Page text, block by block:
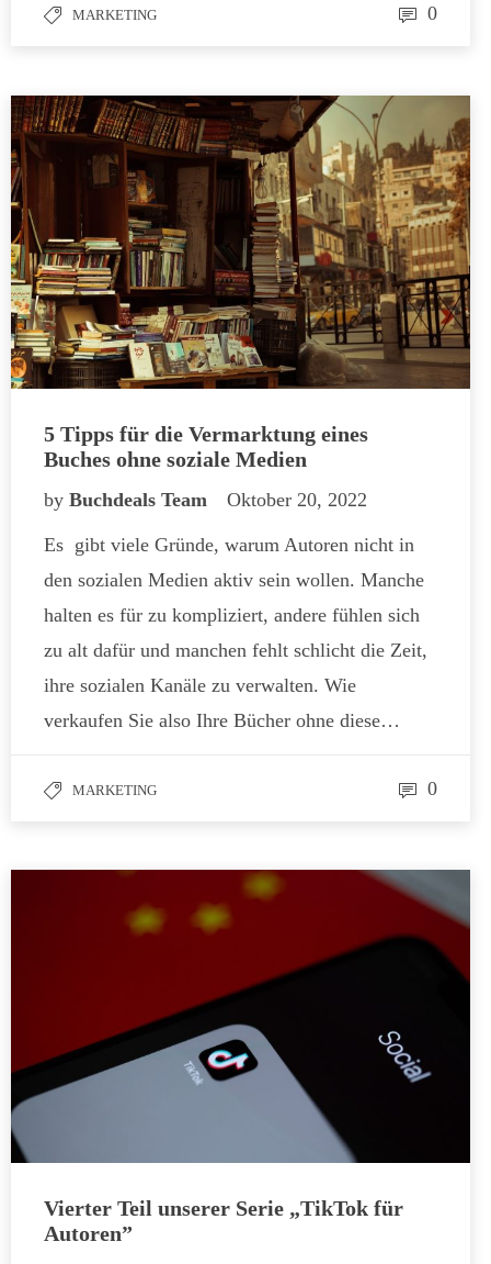
MARKETING 0
5 Tipps für die Vermarktung eines
Buches ohne soziale Medien
byBuchdeals Team Oktober 20, 2022
Es gibt viele Gründe, warum Autoren nicht in
den sozialen Medien aktiv sein wollen. Manche
halten es für zu kompliziert, andere fühlen sich
zu alt dafür und manchen fehlt schlicht die Zeit,
ihre sozialen Kanäle zu verwalten. Wie
verkaufen Sie also Ihre Bücher ohne diese…
MARKETING 0
Vierter Teil unserer Serie „TikTok für
Autoren”